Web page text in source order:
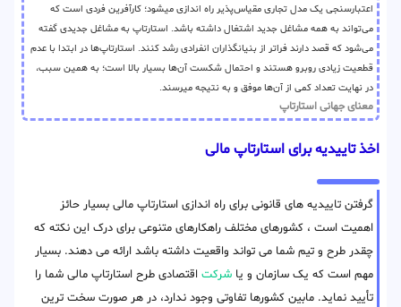
اعتبارسنجی یک مدل تجاری مقیاس‌پذیر راه اندازی میشود؛ کارآفرین فردی است که
می‌تواند به همه مشاغل جدید اشتغال داشته باشد. استارتاپ به مشاغل جدیدی گفته
می‌شود که قصد دارند فراتر از بنیانگذاران انفرادی رشد کنند. استارتاپ‌ها در ابتدا با عدم
قطعیت زیادی روبرو هستند و احتمال شکست آن‌ها بسیار بالا است؛ به همین سبب،
در نهایت تعداد کمی از آن‌ها موفق و به نتیجه میرسند.
معنای جهانی استارتاپ
اخذ تاییدیه برای استارتاپ مالی
گرفتن تاییدیه های قانونی برای راه اندازی استارتاپ مالی بسیار حائز
اهمیت است ، کشورهای مختلف راهکارهای متنوعی برای درک این نکته که
چقدر طرح و تیم شما می تواند واقعیت داشته باشد ارائه می دهند. بسیار
مهم است که یک سازمان و یا شرکت اقتصادی طرح استارتاپ مالی شما را
تأیید نماید. مابین کشورها تفاوتی وجود ندارد، در هر صورت سخت ترین